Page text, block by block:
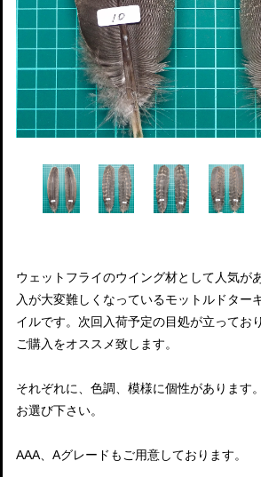
ウェットフライのウイング材として人気が
入が大変難しくなっているモットルドター
イルです。次回入荷予定の目処が立ってお
ご購入をオススメ致します。
それぞれに、色調、模様に個性があります
お選び下さい。
AAA、Aグレードもご用意しております。